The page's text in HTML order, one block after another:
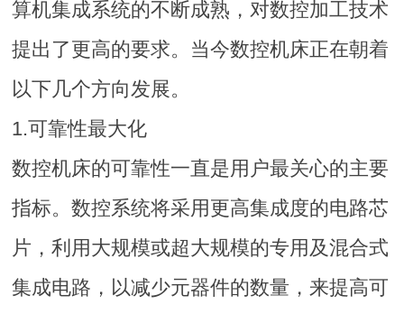
算机集成系统的不断成熟，对数控加工技术
提出了更高的要求。当今数控机床正在朝着
以下几个方向发展。
1.可靠性最大化
数控机床的可靠性一直是用户最关心的主要
指标。数控系统将采用更高集成度的电路芯
片，利用大规模或超大规模的专用及混合式
集成电路，以减少元器件的数量，来提高可